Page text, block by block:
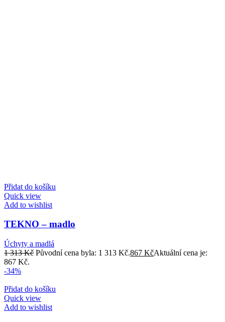
Přidat do košíku
Quick view
Add to wishlist
TEKNO – madlo
Úchyty a madlá
1 313Kč Původní cena byla: 1 313 Kč.867 KčAktuální cena je:
867 Kč.
-34%
Přidat do košíku
Quick view
Add to wishlist